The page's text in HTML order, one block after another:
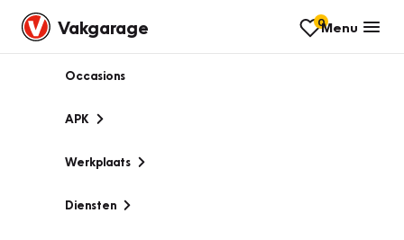
Vakgarage 0Menu
Occasions
APK
Werkplaats
Diensten